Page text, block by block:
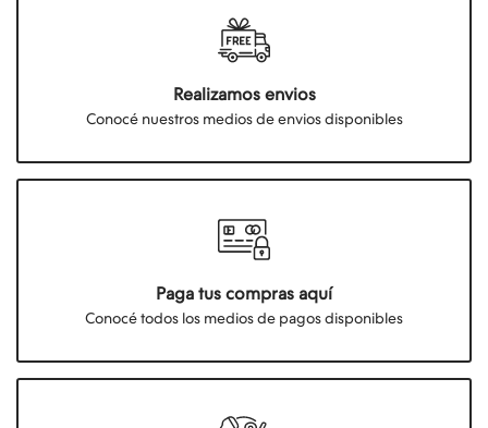
Realizamos envios
Conocé nuestros medios de envios disponibles
Paga tus compras aquí
Conocé todos los medios de pagos disponibles